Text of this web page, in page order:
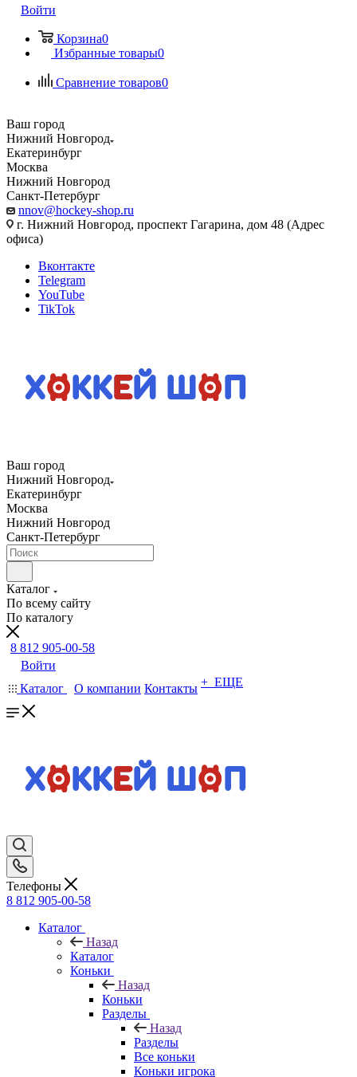
Войти
Корзина0
Избранные товары0
Сравнение товаров0
Ваш город
Нижний Новгород
Екатеринбург
Москва
Нижний Новгород
Санкт-Петербург
nnov@hockey-shop.ru
г. Нижний Новгород, проспект Гагарина, дом 48 (Адрес
офиса)
Вконтакте
Telegram
YouTube
TikTok
Ваш город
Нижний Новгород
Екатеринбург
Москва
Нижний Новгород
Санкт-Петербург
Каталог
По всему сайту
По каталогу
8 812 905-00-58
Войти
Каталог
О компании Контакты + ЕЩЕ
Телефоны
8 812 905-00-58
Каталог
Назад
Каталог
Коньки
Назад
Коньки
Разделы
Назад
Разделы
Все коньки
Коньки игрока